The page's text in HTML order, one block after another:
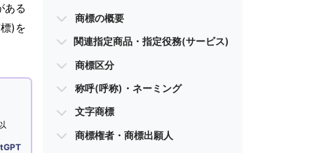
ある
)を
商標の概要
関連指定商品・指定役務(サービス)
商標区分
称呼(呼称)・ネーミング
文字商標
商標権者・商標出願人